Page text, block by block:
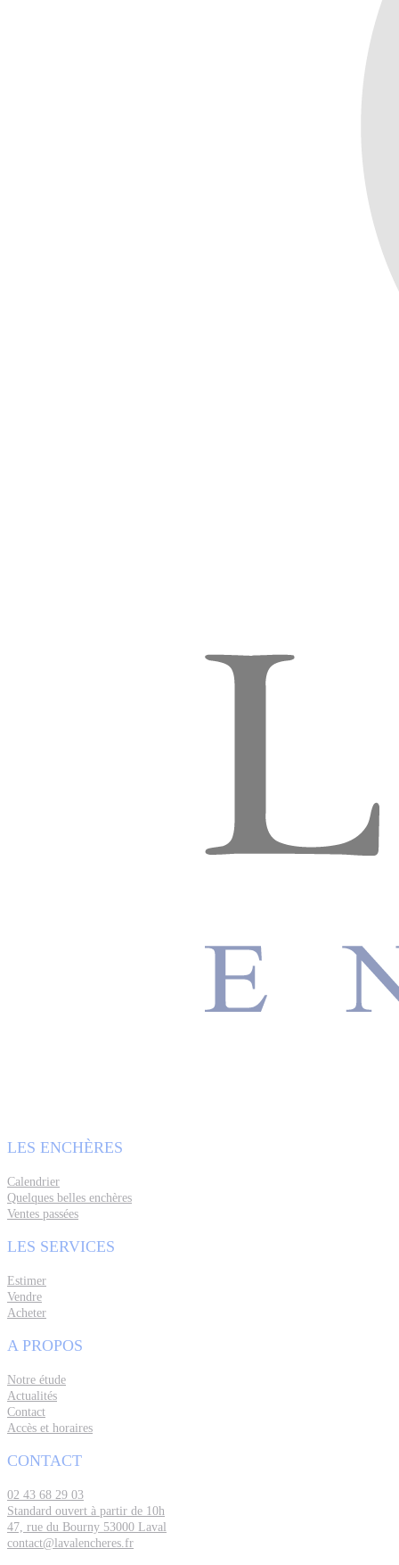
LES ENCHÈRES
Calendrier
Quelques belles enchères
Ventes passées
LES SERVICES
Estimer
Vendre
Acheter
A PROPOS
Notre étude
Actualités
Contact
Accès et horaires
CONTACT
02 43 68 29 03
Standard ouvert à partir de 10h
47, rue du Bourny 53000 Laval
contact@lavalencheres.fr